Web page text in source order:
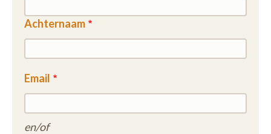
Achternaam
Email
en/of